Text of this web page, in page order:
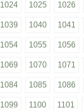
1024 1025 1026
1039 1040 1041
1054 1055 1056
1069 1070 1071
1084 1085 1086
1099 1100 1101